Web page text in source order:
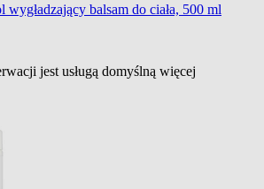
balsam do ciała, 500 ml
jest usługą domyślną więcej